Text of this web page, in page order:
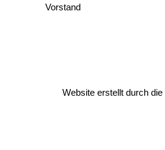
Vorstand
Website erstellt durch die